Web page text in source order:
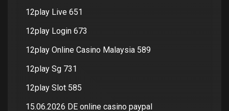
12play Live 651
12play Login 673
12play Online Casino Malaysia 589
12play Sg 731
12play Slot 585
15.06.2026 DE online casino paypal